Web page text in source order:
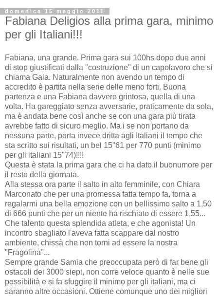
domenica 15 maggio 2011
Fabiana Deligios alla prima gara, minimo
per gli Italiani!!!
Fabiana, una grande. Prima gara sui 100hs dopo due anni
di stop giustificati dalla "costruzione" di un capolavoro che si
chiama Gaia. Naturalmente non avendo un tempo di
accredito è partita nella serie delle meno forti. Buona
partenza e una Fabiana davvero grintosa, quella di una
volta. Ha gareggiato senza avversarie, praticamente da sola,
ma è andata bene così anche se con una gara più tirata
avrebbe fatto di sicuro meglio. Ma i se non portano da
nessuna parte, porta invece dritta agli Italiani il tempo che
sta scritto sui risultati, un bel 15"61 per 770 punti (minimo
per gli italiani 15"74)!!!!
Questa è stata la prima gara che ci ha dato il buonumore per
il resto della giornata.
Alla stessa ora parte il salto in alto femminile, con Chiara
Marconato che per una promessa fatta tempo fa, torna a
regalarmi una bella emozione con un bellissimo salto a 1,50
di 666 punti che per un niente ha rischiato di essere 1,55...
Che talento questa splendida atleta, e che agonista! Un
incontro sbagliato l'aveva fatta scappare dal nostro
ambiente, chissà che non torni ad essere la nostra
"Fragolina"...
Sempre grande Samia che preoccupata però di far bene gli
ostacoli dei 3000 siepi, non corre veloce quanto è nelle sue
possibilità e si fa sfuggire il minimo per gli italiani, ma ci
saranno altre occasioni. Ottiene comunque uno dei migliori